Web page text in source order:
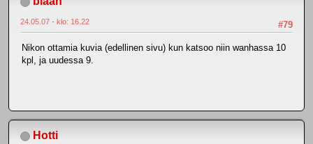
#79
24.05.07 - klo: 16.22
Nikon ottamia kuvia (edellinen sivu) kun katsoo niin wanhassa 10
kpl, ja uudessa 9.
Hotti